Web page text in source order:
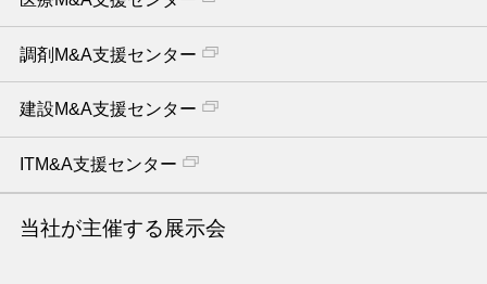
調剤M&A支援センター
建設M&A支援センター
ITM&A支援センター
当社が主催する展示会